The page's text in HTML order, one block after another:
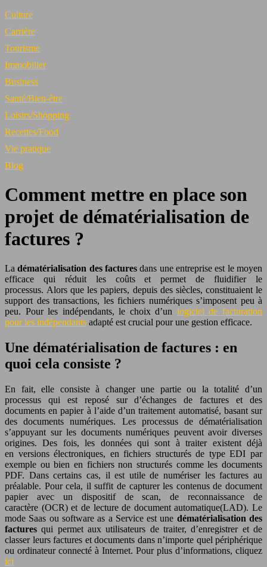
Culture
Carrière
Tourisme
Immobilier
Business
Santé/Bien-être
Loisirs/Shopping
Recettes/Food
Vie pratique
Blog
Comment mettre en place son
projet de dématérialisation de
factures ?
Ladématérialisation des factures dans une entreprise est le moyen
efficace qui réduit les coûts et permet de fluidifier le
processus. Alors que les papiers, depuis des siècles, constituaient le
support des transactions, les fichiers numériques s’imposent peu à
peu. Pour les indépendants, le choix d’un logiciel de facturation
pour les indépendants adapté est crucial pour une gestion efficace.
Une dématérialisation de factures : en
quoi cela consiste ?
En fait, elle consiste à changer une partie ou la totalité d’un
processus qui est reposé sur d’échanges de factures et des
documents en papier à l’aide d’un traitement automatisé, basant sur
des documents numériques. Les processus de dématérialisation
s’appuyant sur les documents numériques peuvent avoir diverses
origines. Des fois, les données qui sont à traiter existent déjà
en versions électroniques, en fichiers structurés de type EDI par
exemple ou bien en fichiers non structurés comme les documents
PDF. Dans certains cas, il est utile de numériser les factures au
préalable. Pour cela, il suffit de capturer les contenus de document
papier avec un dispositif de scan, de reconnaissance de
caractère (OCR) et de lecture de document automatique(LAD). Le
mode Saas ou software as a Service est une dématérialisation des
factures qui permet aux utilisateurs de traiter, d’enregistrer et de
classer leurs factures et documents dans n’importe quel périphérique
ou ordinateur connecté à Internet. Pour plus d’informations, cliquez
ici